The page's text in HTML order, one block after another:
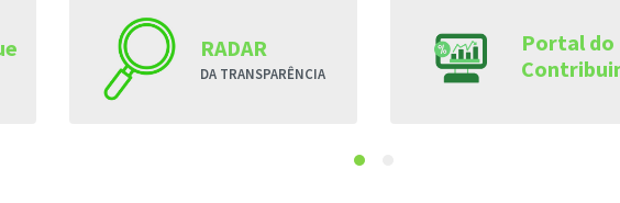
RADAR
DA TRANSPARÊNCIA
Portal do